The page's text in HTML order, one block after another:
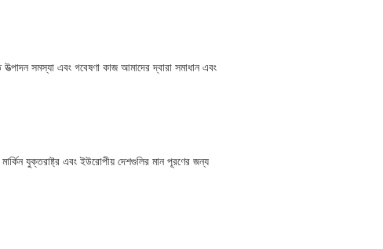
সমস্যা এবং গবেষণা কাজ আমাদের দ্বারা সমাধান এবং
মার্কিন যুক্তরাষ্ট্র এবং ইউরোপীয় দেশগুলির মান পূরণের জন্য